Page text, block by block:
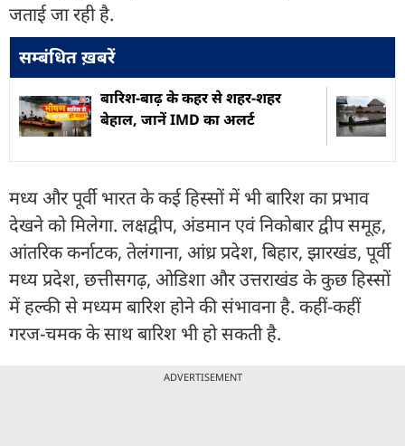
जताई जा रही है.
सम्बंधित ख़बरें
बारिश-बाढ़ के कहर से शहर-शहर
बेहाल, जानें IMD का अलर्ट
मध्य और पूर्वी भारत के कई हिस्सों में भी बारिश का प्रभाव
देखने को मिलेगा. लक्षद्वीप, अंडमान एवं निकोबार द्वीप समूह,
आंतरिक कर्नाटक, तेलंगाना, आंध्र प्रदेश, बिहार, झारखंड, पूर्वी
मध्य प्रदेश, छत्तीसगढ़, ओडिशा और उत्तराखंड के कुछ हिस्सों
में हल्की से मध्यम बारिश होने की संभावना है. कहीं-कहीं
गरज-चमक के साथ बारिश भी हो सकती है.
ADVERTISEMENT